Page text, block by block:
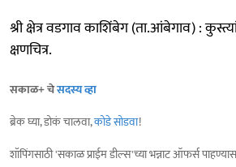
श्री क्षेत्र वडगाव काशिंबेग (ता.आंबेगाव) :
क्षणचित्र.
सकाळ+ चेसदस्य व्हा
ब्रेक घ्या, डोकं चालवा,कोडे सोडवा!
शॉपिंगसाठी 'सकाळ प्राईम डील्स'च्या भन्नाट ऑफर्स